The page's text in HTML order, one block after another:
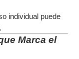
individual puede
Marca el